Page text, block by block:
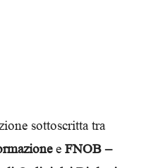
Ordinisottoscritta tra
e FNOB –